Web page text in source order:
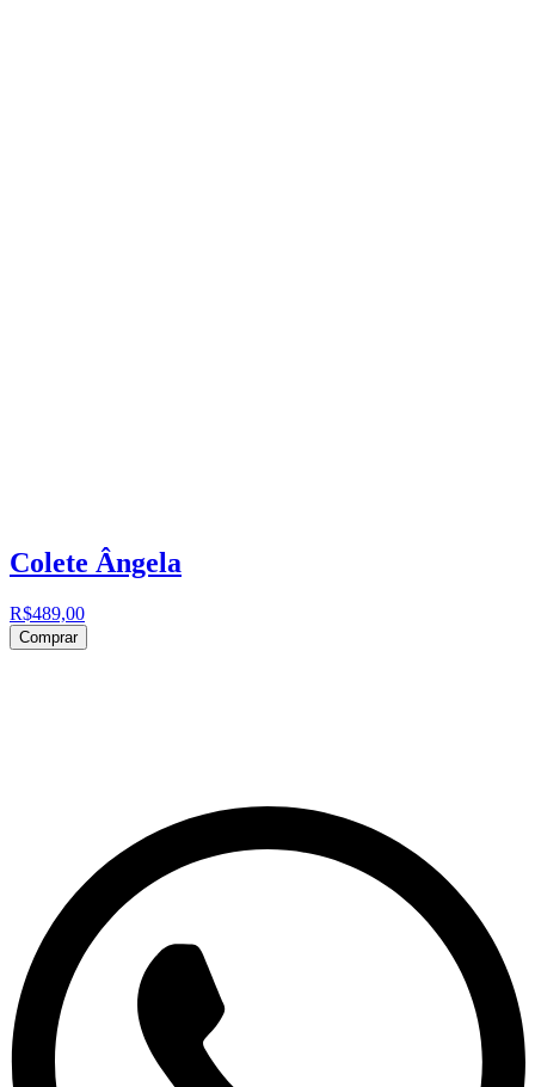
Colete Ângela
R$489,00
Comprar